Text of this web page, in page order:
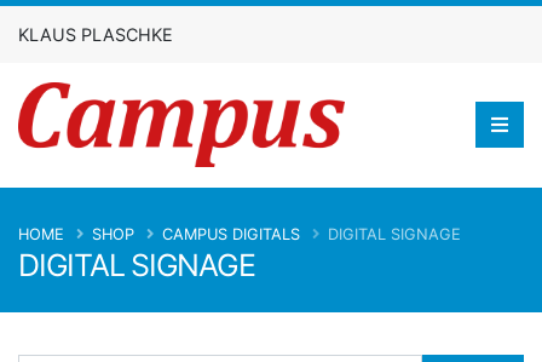
KLAUS PLASCHKE
DIGITAL SIGNAGE
HOME SHOP CAMPUS DIGITALS DIGITAL SIGNAGE